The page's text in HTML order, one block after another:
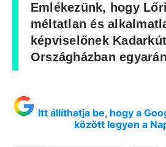
Emlékezünk, hogy
méltatlan és
képviselőnek
Országházban
Itt állíthatja be, hogy a
között legyen a